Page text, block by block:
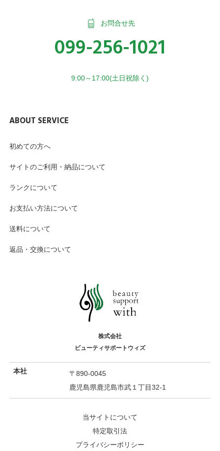
お問合せ先
099-256-1021
9:00～17:00(土日祝除く)
ABOUT SERVICE
初めての方へ
サイトのご利用・納品について
ランクについて
お支払い方法について
送料について
返品・交換について
株式会社
ビューティサポートウィズ
本社
〒890-0045
鹿児島県鹿児島市武１丁目32-1
当サイトについて
特定取引法
プライバシーポリシー